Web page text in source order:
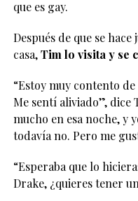
que es gay.
Después de que se
casa,Tim lo visita y se
“Estoy muy contento
Me sentí aliviado”, dice
mucho en esa noche, y
todavía no. Pero me
“Esperaba que lo
Drake, ¿quieres tener